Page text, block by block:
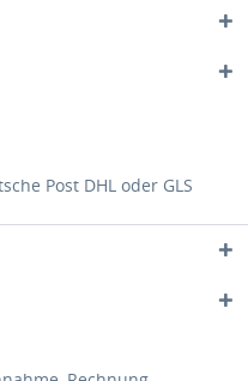
Post DHL oder GLS